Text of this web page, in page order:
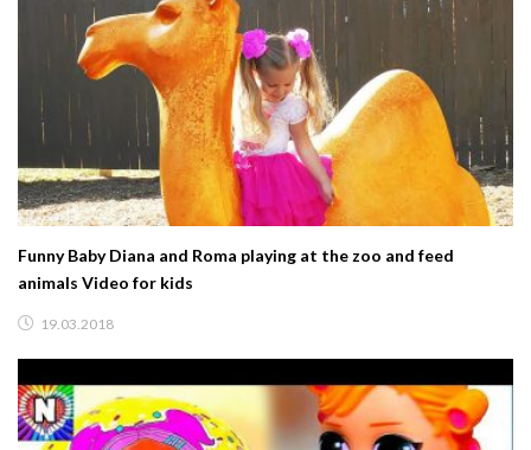
Funny Baby Diana and Roma playing at the zoo and feed
animals Video for kids
19.03.2018